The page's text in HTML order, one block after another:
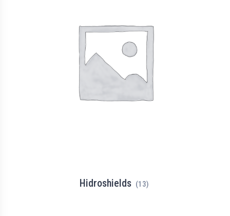
Hidroshields (13)